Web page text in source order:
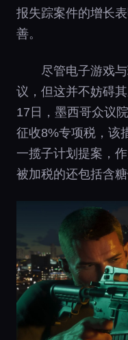
报失踪案件的增长
善。
尽管电子游戏
议，但这并不妨碍
17日，墨西哥众议
征收8%专项税，该
一揽子计划提案，
被加税的还包括含